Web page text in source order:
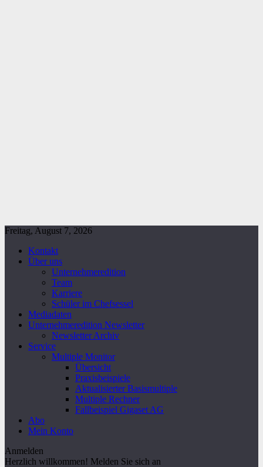
Freitag, August 7, 2026
Kontakt
Über uns
Unternehmeredition
Team
Karriere
Schüler im Chefsessel
Mediadaten
Unternehmeredition Newsletter
Newsletter Archiv
Service
Multiple Monitor
Übersicht
Praxisbeispiele
Aktualisierter Basismultiple
Multiple Rechner
Fallbeispiel Gigaset AG
Abo
Mein Konto
Anmelden
Herzlich willkommen! Melden Sie sich an